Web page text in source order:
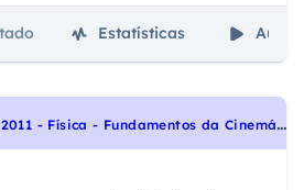
Estatísticas Aulas
U
ERJ 2011 - Física - Fundamentos da Cinemática, Cinemática, Grandezas e Unidades, Conteúdos Básicos